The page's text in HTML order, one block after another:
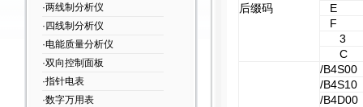
·两线制分析仪
·四线制分析仪
·电能质量分析仪
·双向控制面板
·指针电表
·数字万用表
后缀码
E
F
3
C
/B4S00
/B4S10
/B4D00